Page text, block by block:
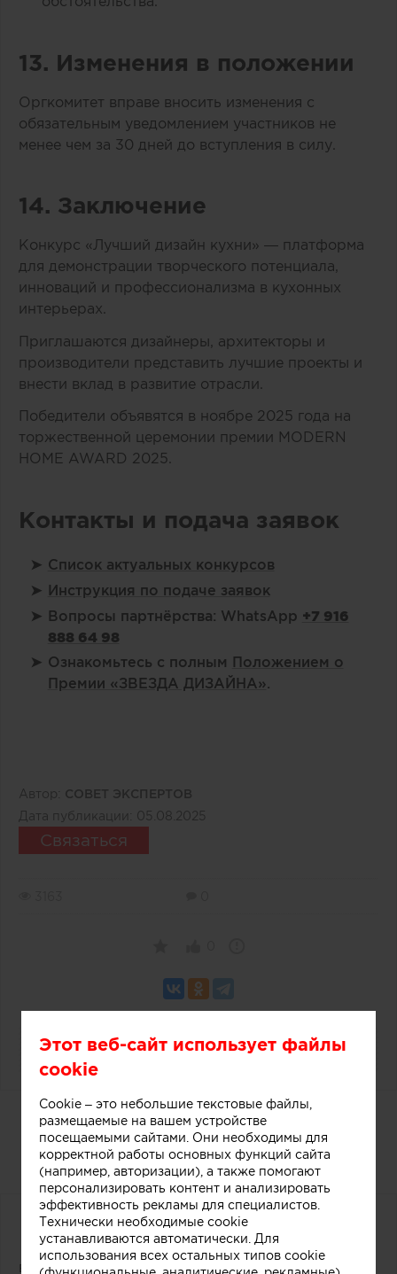
13. Изменения в положении
Оргкомитет вправе вносить изменения с
обязательным уведомлением участников не
менее чем за 30 дней до вступления в силу.
14. Заключение
Конкурс «Лучший дизайн кухни» — платформа
для демонстрации творческого потенциала,
инноваций и профессионализма в кухонных
интерьерах.
Приглашаются дизайнеры, архитекторы и
производители представить лучшие проекты и
внести вклад в развитие отрасли.
Победители объявятся в ноябре 2025 года на
торжественной церемонии премии MODERN
HOME AWARD 2025.
Контакты и подача заявок
Список актуальных конкурсов
Инструкция по подаче заявок
Вопросы партнёрства: WhatsApp +7 916
888 64 98
Ознакомьтесь с полным
Положением о
Премии «ЗВЕЗДА ДИЗАЙНА».
Автор: СОВЕТ ЭКСПЕРТОВ
Дата публикации: 05.08.2025
Связаться
Полная типология кухонь для
конкурса «Лучший дизайн
кухни»
в рамках Премии « ЗВЕЗДА ДИЗАЙНА»
Этот веб-сайт использует файлы
cookie
Cookie – это небольшие текстовые файлы,
размещаемые на вашем устройстве
посещаемыми сайтами. Они необходимы для
корректной работы основных функций сайта
(например, авторизации), а также помогают
персонализировать контент и анализировать
эффективность рекламы для специалистов.
Технически необходимые cookie
устанавливаются автоматически. Для
использования всех остальных типов cookie